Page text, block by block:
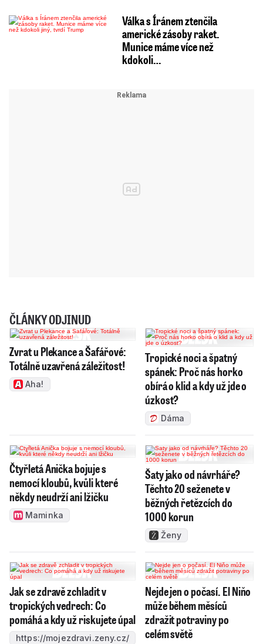
Válka s Íránem ztenčila
americké zásoby raket.
Munice máme více než
kdokoli…
ČLÁNKY ODJINUD
Zvrat u Plekance a Šafářové:
Totálně uzavřená záležitost!
Aha!
Tropické noci a špatný
spánek: Proč nás horko
obírá o klid a kdy už jde o
úzkost?
Dáma
Čtyřletá Anička bojuje s
nemocí kloubů, kvůli které
někdy neudrží ani lžičku
Maminka
Šaty jako od návrháře?
Těchto 20 seženete v
běžných řetězcích do
1000 korun
Ženy
Jak se zdravě zchladit v
tropických vedrech: Co
pomáhá a kdy už riskujete úpal
https://mojezdravi.zeny.cz/
Nejde jen o počasí. El Niňo
může během měsíců
zdražit potraviny po
celém světě